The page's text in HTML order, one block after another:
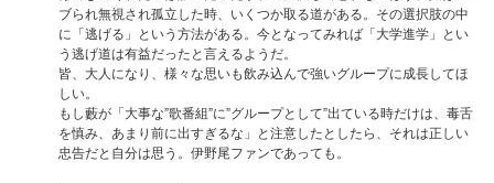
ブられ無視され孤立した時、いくつか取る道がある。その選択肢の中
に「逃げる」という方法がある。今となってみれば「大学進学」とい
う逃げ道は有益だったと言えるようだ。
皆、大人になり、様々な思いも飲み込んで強いグループに成長してほ
しい。
もし藪が「大事な”歌番組”に”グループとして”出ている時だけは、毒舌
を慎み、あまり前に出すぎるな」と注意したとしたら、それは正しい
忠告だと自分は思う。伊野尾ファンであっても。